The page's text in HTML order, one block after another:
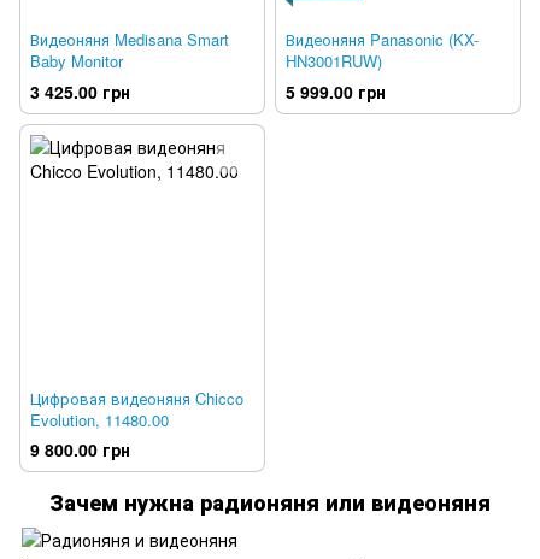
Видеоняня Medisana Smart
Baby Monitor
3 425.00 грн
Видеоняня Panasonic (KX-
HN3001RUW)
5 999.00 грн
Цифровая видеоняня Chicco
Evolution, 11480.00
9 800.00 грн
Зачем нужна радионяня или видеоняня